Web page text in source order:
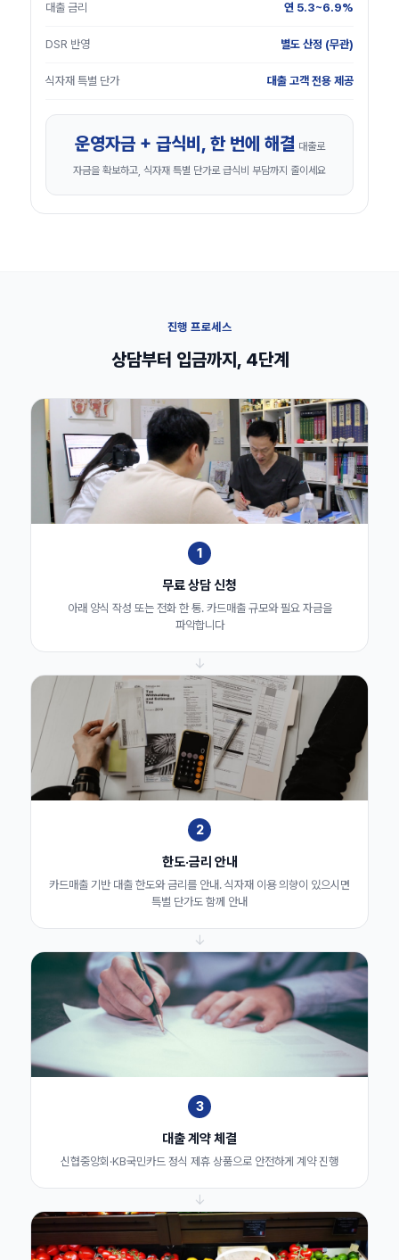
대출 금리 연 5.3~6.9%
DSR 반영 별도 산정 (무관)
식자재 특별 단가 대출 고객 전용 제공
운영자금 + 급식비, 한 번에 해결 대출로
자금을 확보하고, 식자재 특별 단가로 급식비 부담까지 줄이세요
진행 프로세스
상담부터 입금까지, 4단계
1
무료 상담 신청
아래 양식 작성 또는 전화 한 통. 카드매출 규모와 필요 자금을
파악합니다
↓
2
한도·금리 안내
카드매출 기반 대출 한도와 금리를 안내. 식자재 이용 의향이 있으시면
특별 단가도 함께 안내
↓
3
대출 계약 체결
신협중앙회·KB국민카드 정식 제휴 상품으로 안전하게 계약 진행
↓